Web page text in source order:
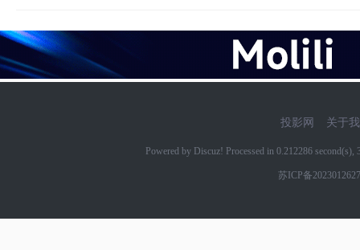
投影网 关于
Powered by Discuz! Processed in 0.212286
苏ICP备